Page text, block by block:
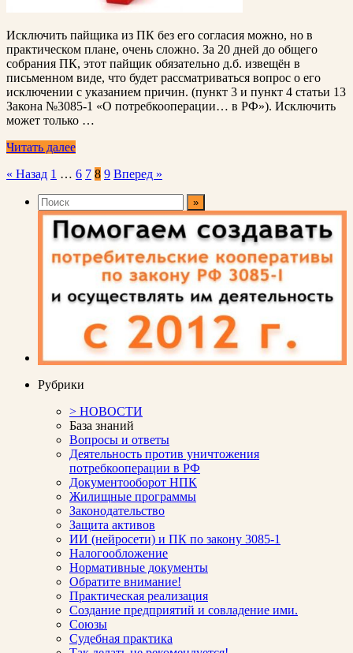
Исключить пайщика из ПК без его согласия можно, но в
практическом плане, очень сложно. За 20 дней до общего
собрания ПК, этот пайщик обязательно д.б. извещён в
письменном виде, что будет рассматриваться вопрос о его
исключении с указанием причин. (пункт 3 и пункт 4 статьи 13
Закона №3085-1 «О потребкооперации… в РФ»). Исключить
может только …
Читать далее
Пагинация
записей
« Назад 1 … 6 7 8 9 Вперед »
Рубрики
> НОВОСТИ
База знаний
Вопросы и ответы
Деятельность против уничтожения
потребкооперации в РФ
Документооборот НПК
Жилищные программы
Законодательство
Защита активов
ИИ (нейросети) и ПК по закону 3085-1
Налогообложение
Нормативные документы
Обратите внимание!
Практическая реализация
Создание предприятий и совладение ими.
Союзы
Судебная практика